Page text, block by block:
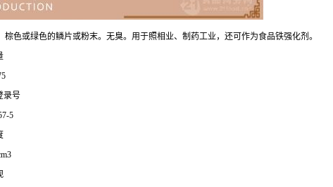
棕色或绿色的鳞片或粉末。无臭。用于照相业、制药工业，还可作为食品铁强化剂。
录号
5